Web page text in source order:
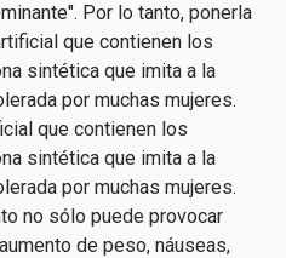
Por lo tanto, ponerla
que contienen los
sintética que imita a la
por muchas mujeres.
que contienen los
sintética que imita a la
por muchas mujeres.
no sólo puede provocar
de peso, náuseas,